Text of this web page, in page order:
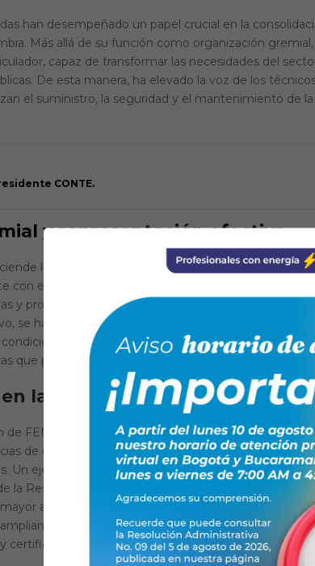
han desempeñado un papel crucial en la
Más allá de su función como organización gremial,
capaz de transformar las necesidades del
De esta manera, ha elevado la voz de los
el suministro, la seguridad y el mantenimiento de la
CONTE.
y representación efectiva
la simple representación de sus miembros. Ha
empresas, autoridades y comunidades. En estos
y promovido prácticas orientadas a disminuir la
se han visibilizado problemáticas estructurales como
de trabajo, tanto en obra como fuera de
que protegen tanto al trabajador como al usuario final.
la normatividad del sector
FENALTEC ha sido especialmente relevante. La
de campo y criterios de seguridad que han
Un ejemplo claro de esta incidencia es su
la Resolución 40304, la cual amplía el alcance de
adecuación de competencias y
el horizonte profesional de los técnicos y
certificación, reduciendo así los riesgos laborales y